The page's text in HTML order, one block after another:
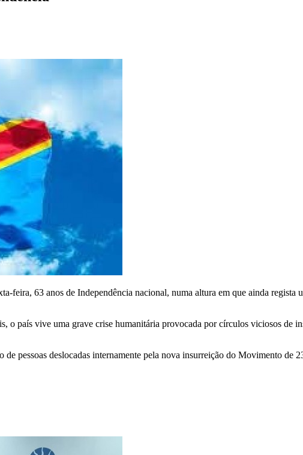
feira, 63 anos de Independência nacional, numa altura em que ainda regista
o país vive uma grave crise humanitária provocada por círculos viciosos de
pessoas deslocadas internamente pela nova insurreição do Movimento